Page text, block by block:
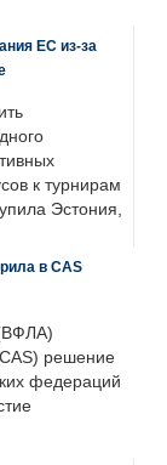
ЕС из-за
к турнирам
Эстония,
в CAS
решение
федераций